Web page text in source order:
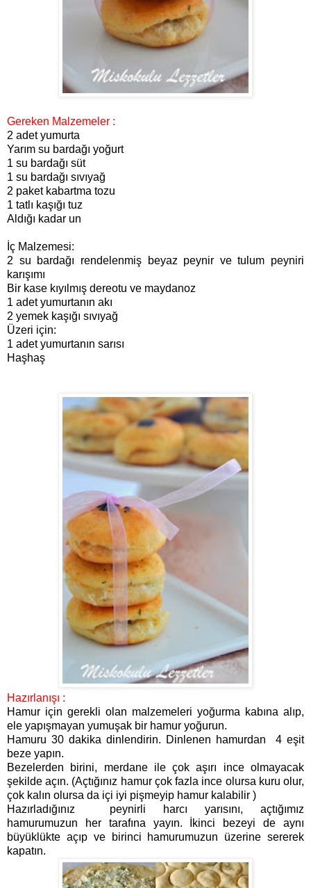
Gereken Malzemeler :
2 adet yumurta
Yarım su bardağı yoğurt
1 su bardağı süt
1 su bardağı sıvıyağ
2 paket kabartma tozu
1 tatlı kaşığı tuz
Aldığı kadar un
İç Malzemesi:
2 su bardağı rendelenmiş beyaz peynir ve tulum peyniri
karışımı
Bir kase kıyılmış dereotu ve maydanoz
1 adet yumurtanın akı
2 yemek kaşığı sıvıyağ
Üzeri için:
1 adet yumurtanın sarısı
Haşhaş
Hazırlanışı :
Hamur için gerekli olan malzemeleri yoğurma kabına alıp,
ele yapışmayan yumuşak bir hamur yoğurun.
Hamuru 30 dakika dinlendirin. Dinlenen hamurdan 4 eşit
beze yapın.
Bezelerden birini, merdane ile çok aşırı ince olmayacak
şekilde açın. (Açtığınız hamur çok fazla ince olursa kuru olur,
çok kalın olursa da içi iyi pişmeyip hamur kalabilir )
Hazırladığınız peynirli harcı yarısını, açtığımız
hamurumuzun her tarafına yayın. İkinci bezeyi de aynı
büyüklükte açıp ve birinci hamurumuzun üzerine sererek
kapatın.